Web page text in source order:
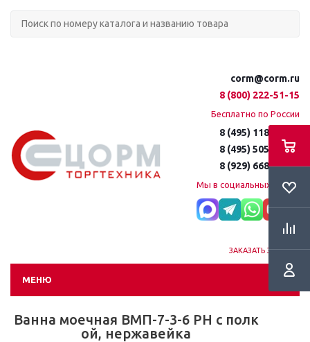
corm@corm.ru
8 (800) 222-51-15
Бесплатно по России
8 (495) 118-61-16
8 (495) 505-51-15
8 (929) 668-95-35
Мы в социальных сетях:
ЗАКАЗАТЬ ЗВОНОК
МЕНЮ
Ванна моечная ВМП-7-3-6 РН с полк
ой, нержавейка